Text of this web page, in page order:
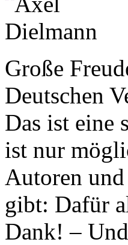
Große
Deutschen
Das ist eine
ist nur
Autoren
gibt: Dafür
Dank! –